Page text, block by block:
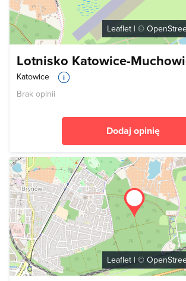
Leaflet | ©
Lotnisko Katowice-
Katowice
Brak opinii
Dodaj opinię
Leaflet | ©